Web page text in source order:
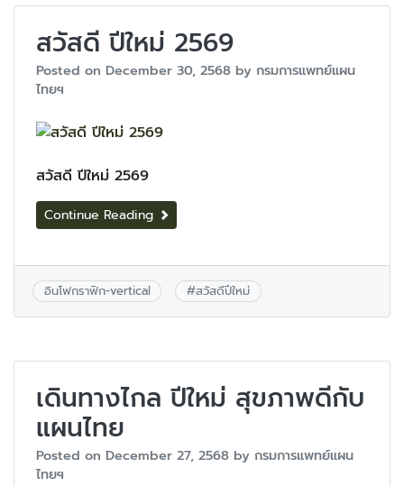
สวัสดี ปีใหม่ 2569
Posted on December 30, 2568 by กรมการแพทย์แผน
ไทยฯ
สวัสดี ปีใหม่ 2569
Continue Reading
อินโฟกราฟิก-vertical #สวัสดีปีใหม่
เดินทางไกล ปีใหม่ สุขภาพดีกับ
แผนไทย
Posted on December 27, 2568 by กรมการแพทย์แผน
ไทยฯ